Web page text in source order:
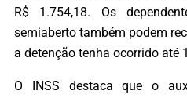
R$ 1.754,18. Os
semiaberto também podem
a detenção tenha ocorrido até
O INSS destaca que o